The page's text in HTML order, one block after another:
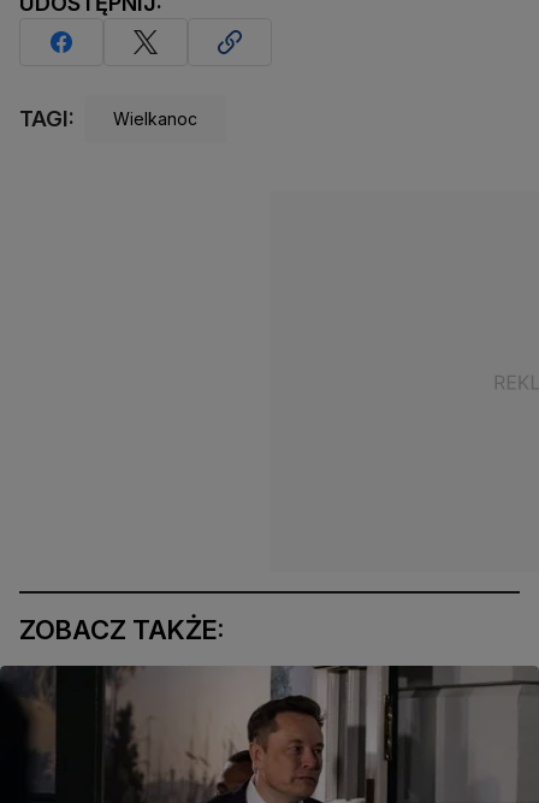
TAGI: Wielkanoc
ZOBACZ TAKŻE: